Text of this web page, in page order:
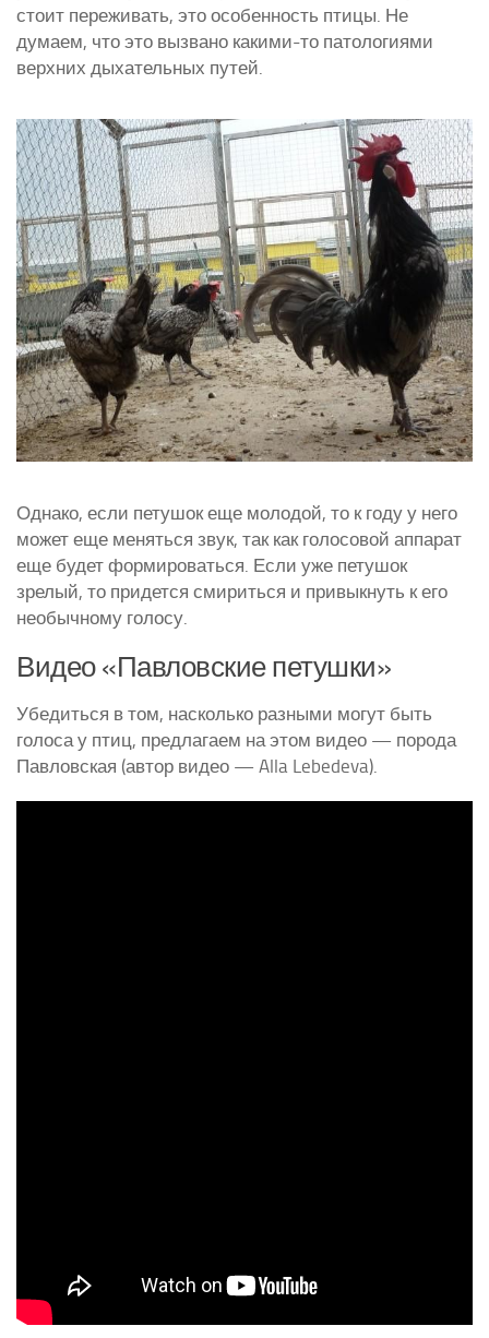
стоит переживать, это особенность птицы. Не
думаем, что это вызвано какими-то патологиями
верхних дыхательных путей.
Однако, если петушок еще молодой, то к году у него
может еще меняться звук, так как голосовой аппарат
еще будет формироваться. Если уже петушок
зрелый, то придется смириться и привыкнуть к его
необычному голосу.
Видео «Павловские петушки»
Убедиться в том, насколько разными могут быть
голоса у птиц, предлагаем на этом видео — порода
Павловская (автор видео — Alla Lebedeva).